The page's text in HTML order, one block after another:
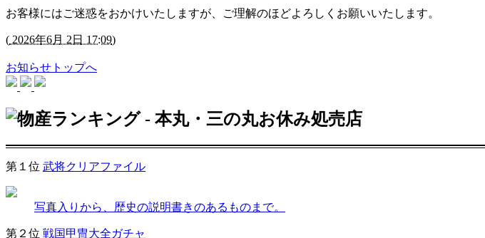
お客様にはご迷惑をおかけいたしますが、ご理解のほどよろしくお願いいたします。
( 2026年6月 2日 17:09)
お知らせトップへ
第１位 武将クリアファイル
写真入りから、歴史の説明書きのあるものまで。
第２位 戦国甲冑大全ガチャ